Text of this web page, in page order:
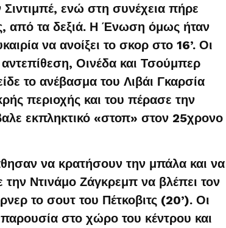
ενώ στη συνέχεια πήρε
από τα δεξιά. Η Ένωση όμως ήταν
να ανοίξει το σκορ στο 16’. Οι
αντεπίθεση, Οινέδα και Τσούμπερ
το ανέβασμα του Λιβάι Γκαρσία
περιοχής και του πέρασε την
εκπληκτικό «στοπ» στον 25χρονο
να κρατήσουν την μπάλα και να
την Ντινάμο Ζάγκρεμπ να βλέπει τον
το σουτ του Πέτκοβιτς (20’). Οι
στο χώρο του κέντρου και